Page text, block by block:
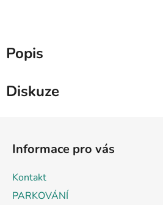
Popis
Diskuze
Informace pro vás
Kontakt
PARKOVÁNÍ